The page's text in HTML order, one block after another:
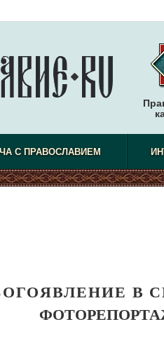
С ПРАВОСЛАВИЕМ
В